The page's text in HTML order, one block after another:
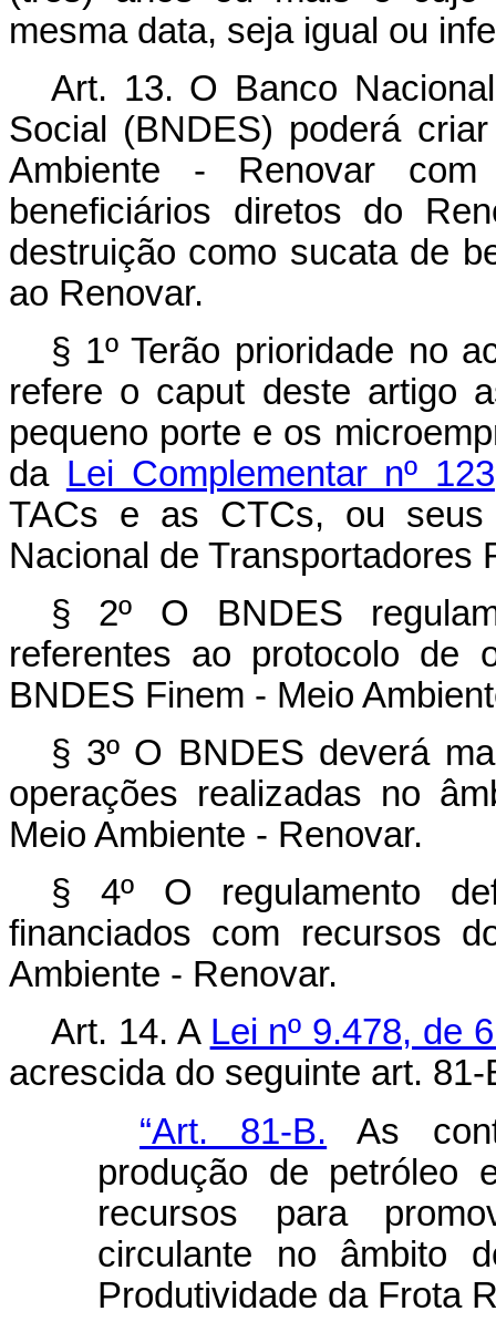
mesma data, seja igual ou
Art. 13. O Banco
Social (BNDES) poderá
Ambiente - Renovar
beneficiários diretos do
destruição como sucata de
ao Renovar.
§ 1º Terão prioridade no
refere o caput deste artigo
pequeno porte e os
da Lei Complementar nº
TACs e as CTCs, ou seus
Nacional de Transportadores
§ 2º O BNDES
referentes ao protocolo de
BNDES Finem - Meio
§ 3º O BNDES deverá
operações realizadas no
Meio Ambiente - Renovar.
§ 4º O regulamento
financiados com recursos
Ambiente - Renovar.
Art. 14. A Lei nº 9.478, de
acrescida do seguinte art. 81-
“Art. 81-B. As
produção de petróleo
recursos para
circulante no âmbito
Produtividade da Frota